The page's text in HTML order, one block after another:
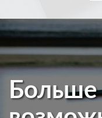
Больше